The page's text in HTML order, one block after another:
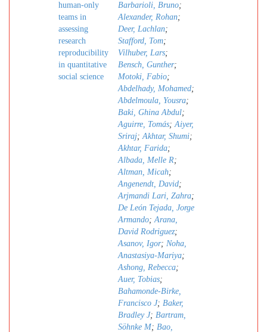
human-only
teams in
assessing
research
reproducibility
in quantitative
social science
Barbarioli, Bruno;
Alexander, Rohan;
Deer, Lachlan;
Stafford, Tom;
Vilhuber, Lars;
Bensch, Gunther;
Motoki, Fabio;
Abdelhady, Mohamed;
Abdelmoula, Yousra;
Baki, Ghina Abdul;
Aguirre, Tomás;Aiyer,
Sriraj;Akhtar, Shumi;
Akhtar, Farida;
Albada, Melle R;
Altman, Micah;
Angenendt, David;
Arjmandi Lari, Zahra;
De León Tejada, Jorge
Armando;Arana,
David Rodriguez;
Asanov, Igor; Noha,
Anastasiya-Mariya;
Ashong, Rebecca;
Auer, Tobias;
Bahamonde-Birke,
Francisco J; Baker,
Bradley J; Bartram,
Söhnke M; Bao,